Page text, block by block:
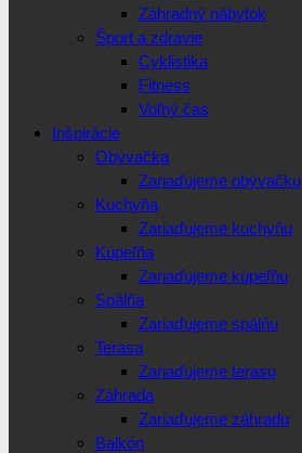
Záhradný nábytok
Šport a zdravie
Cyklistika
Fitness
Voľný čas
Inšpirácie
Obývačka
Zariaďujeme obývačku
Kuchyňa
Zariaďujeme kuchyňu
Kúpeľňa
Zariaďujeme kúpeľňu
Spálňa
Zariaďujeme spálňu
Terasa
Zariaďujeme terasu
Záhrada
Zariaďujeme záhradu
Balkón